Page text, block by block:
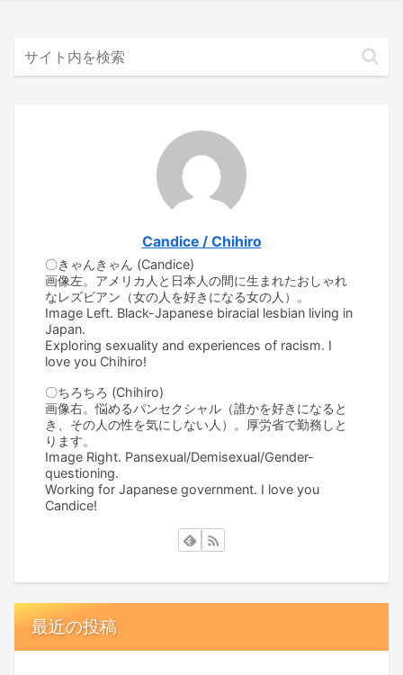
Candice / Chihiro
〇きゃんきゃん (Candice)
画像左。アメリカ人と日本人の間に生まれたおしゃれ
なレズビアン（女の人を好きになる女の人）。
Image Left. Black-Japanese biracial lesbian living in
Japan.
Exploring sexuality and experiences of racism. I
love you Chihiro!
〇ちろちろ (Chihiro)
画像右。悩めるパンセクシャル（誰かを好きになると
き、その人の性を気にしない人）。厚労省で勤務しと
ります。
Image Right. Pansexual/Demisexual/Gender-
questioning.
Working for Japanese government. I love you
Candice!
最近の投稿